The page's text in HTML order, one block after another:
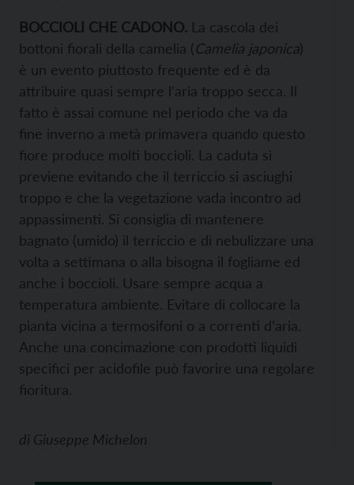
BOCCIOLI CHE CADONO. La cascola dei
bottoni fiorali della camelia (Camelia japonica)
è un evento piuttosto frequente ed è da
attribuire quasi sempre l’aria troppo secca. Il
fatto è assai comune nel periodo che va da
fine inverno a metà primavera quando questo
fiore produce molti boccioli. La caduta si
previene evitando che il terriccio si asciughi
troppo e che la vegetazione vada incontro ad
appassimenti. Si consiglia di mantenere
bagnato (umido) il terriccio e di nebulizzare una
volta a settimana o alla bisogna il fogliame ed
anche i boccioli. Usare sempre acqua a
temperatura ambiente. Evitare di collocare la
pianta vicina a termosifoni o a correnti d’aria.
Anche una concimazione con prodotti liquidi
specifici per acidofile può favorire una regolare
fioritura.
di Giuseppe Michelon